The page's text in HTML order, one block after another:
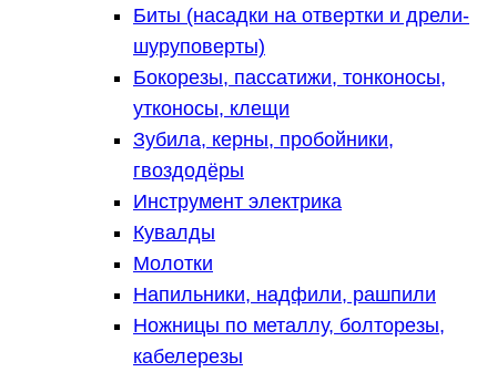
Биты (насадки на отвертки и дрели-
шуруповерты)
Бокорезы, пассатижи, тонконосы,
утконосы, клещи
Зубила, керны, пробойники,
гвоздодёры
Инструмент электрика
Кувалды
Молотки
Напильники, надфили, рашпили
Ножницы по металлу, болторезы,
кабелерезы